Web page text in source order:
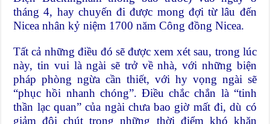
tháng 4, hay chuyến đi được mong đợi từ lâu đến
Nicea nhân kỷ niệm 1700 năm Công đồng Nicea.
Tất cả những điều đó sẽ được xem xét sau, trong lúc
này, tin vui là ngài sẽ trở về nhà, với những biện
pháp phòng ngừa cần thiết, với hy vọng ngài sẽ
“phục hồi nhanh chóng”. Điều chắc chắn là “tinh
thần lạc quan” của ngài chưa bao giờ mất đi, dù có
giảm đôi chút trong những thời điểm khó khăn